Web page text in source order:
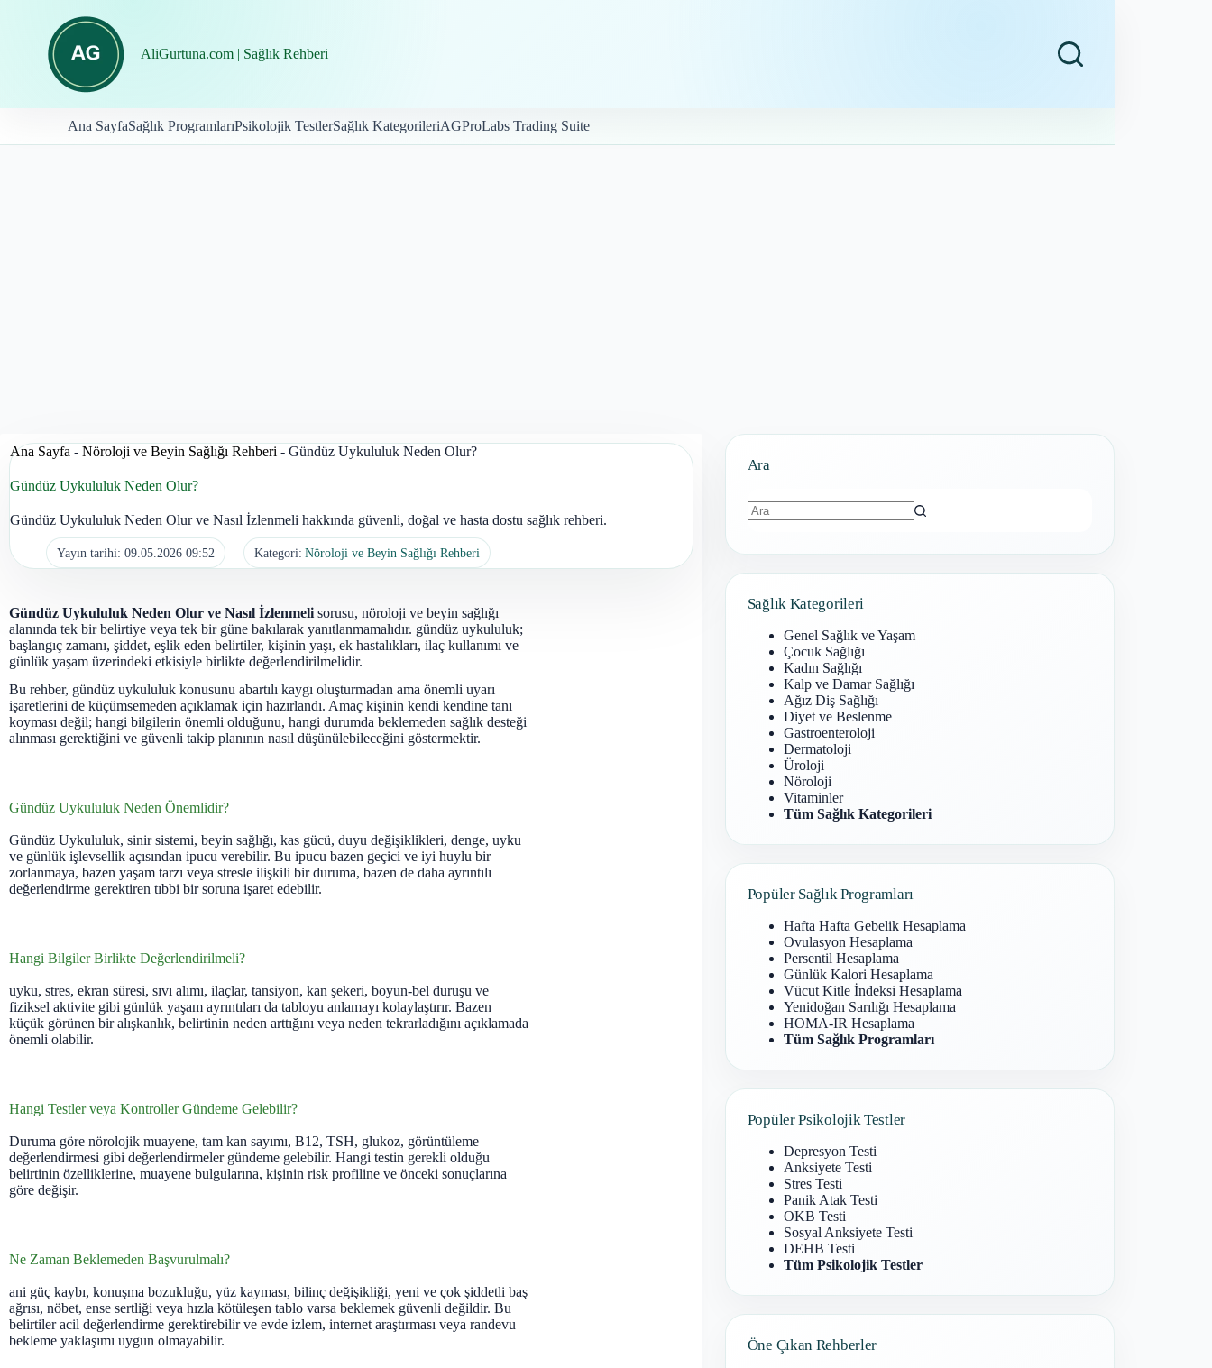
AliGurtuna.com | Sağlık Rehberi
Ana SayfaSağlık ProgramlarıPsikolojik TestlerSağlık KategorileriAGProLabs Trading Suite
Ana Sayfa - Nöroloji ve Beyin Sağlığı Rehberi - Gündüz Uykululuk Neden Olur?
Gündüz Uykululuk Neden Olur?
Gündüz Uykululuk Neden Olur ve Nasıl İzlenmeli hakkında güvenli, doğal ve hasta dostu sağlık rehberi.
Yayın tarihi: 09.05.2026 09:52 Kategori: Nöroloji ve Beyin Sağlığı Rehberi
Gündüz Uykululuk Neden Olur ve Nasıl İzlenmeli sorusu, nöroloji ve beyin sağlığı
alanında tek bir belirtiye veya tek bir güne bakılarak yanıtlanmamalıdır. gündüz uykululuk;
başlangıç zamanı, şiddet, eşlik eden belirtiler, kişinin yaşı, ek hastalıkları, ilaç kullanımı ve
günlük yaşam üzerindeki etkisiyle birlikte değerlendirilmelidir.
Bu rehber, gündüz uykululuk konusunu abartılı kaygı oluşturmadan ama önemli uyarı
işaretlerini de küçümsemeden açıklamak için hazırlandı. Amaç kişinin kendi kendine tanı
koyması değil; hangi bilgilerin önemli olduğunu, hangi durumda beklemeden sağlık desteği
alınması gerektiğini ve güvenli takip planının nasıl düşünülebileceğini göstermektir.
Gündüz Uykululuk Neden Önemlidir?
Gündüz Uykululuk, sinir sistemi, beyin sağlığı, kas gücü, duyu değişiklikleri, denge, uyku
ve günlük işlevsellik açısından ipucu verebilir. Bu ipucu bazen geçici ve iyi huylu bir
zorlanmaya, bazen yaşam tarzı veya stresle ilişkili bir duruma, bazen de daha ayrıntılı
değerlendirme gerektiren tıbbi bir soruna işaret edebilir.
Hangi Bilgiler Birlikte Değerlendirilmeli?
uyku, stres, ekran süresi, sıvı alımı, ilaçlar, tansiyon, kan şekeri, boyun-bel duruşu ve
fiziksel aktivite gibi günlük yaşam ayrıntıları da tabloyu anlamayı kolaylaştırır. Bazen
küçük görünen bir alışkanlık, belirtinin neden arttığını veya neden tekrarladığını açıklamada
önemli olabilir.
Hangi Testler veya Kontroller Gündeme Gelebilir?
Duruma göre nörolojik muayene, tam kan sayımı, B12, TSH, glukoz, görüntüleme
değerlendirmesi gibi değerlendirmeler gündeme gelebilir. Hangi testin gerekli olduğu
belirtinin özelliklerine, muayene bulgularına, kişinin risk profiline ve önceki sonuçlarına
göre değişir.
Ne Zaman Beklemeden Başvurulmalı?
ani güç kaybı, konuşma bozukluğu, yüz kayması, bilinç değişikliği, yeni ve çok şiddetli baş
ağrısı, nöbet, ense sertliği veya hızla kötüleşen tablo varsa beklemek güvenli değildir. Bu
belirtiler acil değerlendirme gerektirebilir ve evde izlem, internet araştırması veya randevu
bekleme yaklaşımı uygun olmayabilir.
Ara
bulunamadı
Sağlık Kategorileri
Genel Sağlık ve Yaşam
Çocuk Sağlığı
Kadın Sağlığı
Kalp ve Damar Sağlığı
Ağız Diş Sağlığı
Diyet ve Beslenme
Gastroenteroloji
Dermatoloji
Üroloji
Nöroloji
Vitaminler
Tüm Sağlık Kategorileri
Popüler Sağlık Programları
Hafta Hafta Gebelik Hesaplama
Ovulasyon Hesaplama
Persentil Hesaplama
Günlük Kalori Hesaplama
Vücut Kitle İndeksi Hesaplama
Yenidoğan Sarılığı Hesaplama
HOMA-IR Hesaplama
Tüm Sağlık Programları
Popüler Psikolojik Testler
Depresyon Testi
Anksiyete Testi
Stres Testi
Panik Atak Testi
OKB Testi
Sosyal Anksiyete Testi
DEHB Testi
Tüm Psikolojik Testler
Öne Çıkan Rehberler